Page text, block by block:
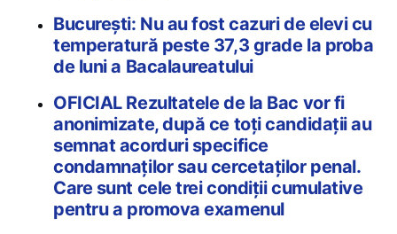
București: Nu au fost cazuri de elevi cu
temperatură peste 37,3 grade la proba
de luni a Bacalaureatului
OFICIAL Rezultatele de la Bac vor fi
anonimizate, după ce toți candidații au
semnat acorduri specifice
condamnaților sau cercetaților penal.
Care sunt cele trei condiţii cumulative
pentru a promova examenul